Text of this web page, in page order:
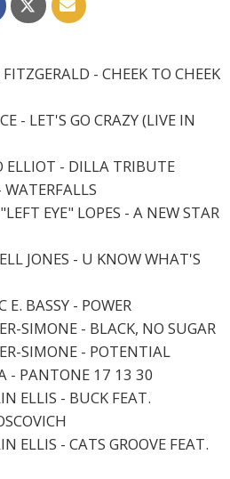
- CHEEK TO CHEEK
- LET'S GO CRAZY (LIVE IN
- DILLA TRIBUTE
EYE" LOPES - A NEW STAR
JONES - U KNOW WHAT'S
BASSY - POWER
SIMONE - BLACK, NO SUGAR
SIMONE - POTENTIAL
- PANTONE 17 13 30
ELLIS - BUCK FEAT.
ELLIS - CATS GROOVE FEAT.